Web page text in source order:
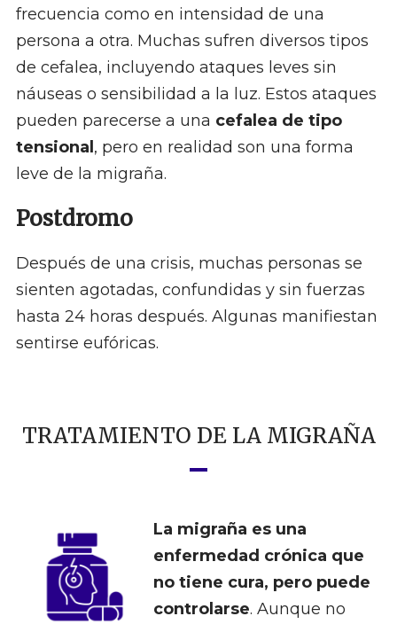
frecuencia como en intensidad de una
persona a otra. Muchas sufren diversos tipos
de cefalea, incluyendo ataques leves sin
náuseas o sensibilidad a la luz. Estos ataques
pueden parecerse a una cefalea de tipo
tensional , pero en realidad son una forma
leve de la migraña.
Postdromo
Después de una crisis, muchas personas se
sienten agotadas, confundidas y sin fuerzas
hasta 24 horas después. Algunas manifiestan
sentirse eufóricas.
TRATAMIENTO DE LA MIGRAÑA
La migraña es una
enfermedad crónica que
no tiene cura, pero puede
controlarse. Aunque no